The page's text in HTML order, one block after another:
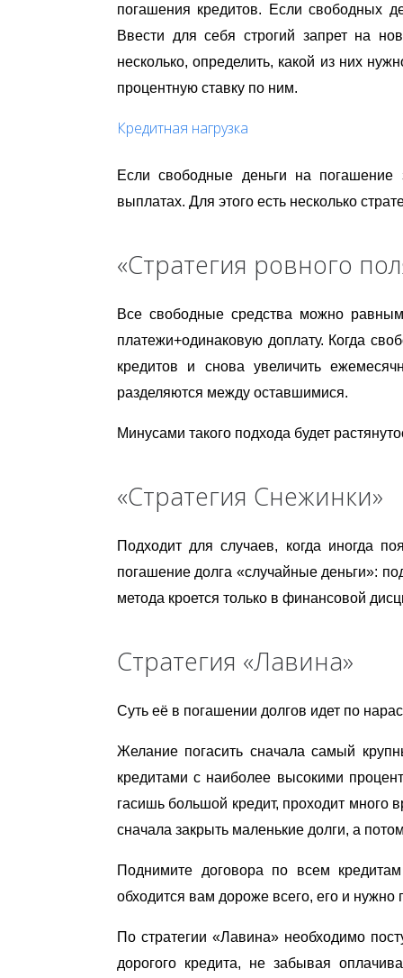
погашения кредитов. Если свободных
Ввести для себя строгий запрет на
несколько, определить, какой из них
процентную ставку по ним.
Кредитная нагрузка
Если свободные деньги на
выплатах. Для этого есть несколько
«Стратегия ровного
Все свободные средства можно
платежи+одинаковую доплату. Когда
кредитов и снова увеличить
разделяются между оставшимися.
Минусами такого подхода будет
«Стратегия Снежинки»
Подходит для случаев, когда иногда
погашение долга «случайные деньги»:
метода кроется только в финансовой
Стратегия «Лавина»
Суть её в погашении долгов идет по
Желание погасить сначала самый
кредитами с наиболее высокими
гасишь большой кредит, проходит много
сначала закрыть маленькие долги, а
Поднимите договора по всем
обходится вам дороже всего, его и
По стратегии «Лавина» необходимо
дорогого кредита, не забывая